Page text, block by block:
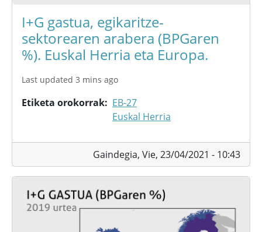
I+G gastua, egikaritze-
sektorearen arabera (BPGaren
%). Euskal Herria eta Europa.
Last updated 3 mins ago
Etiketa orokorrak
EB-27
Euskal Herria
Gaindegia, Vie, 23/04/2021 - 10:43